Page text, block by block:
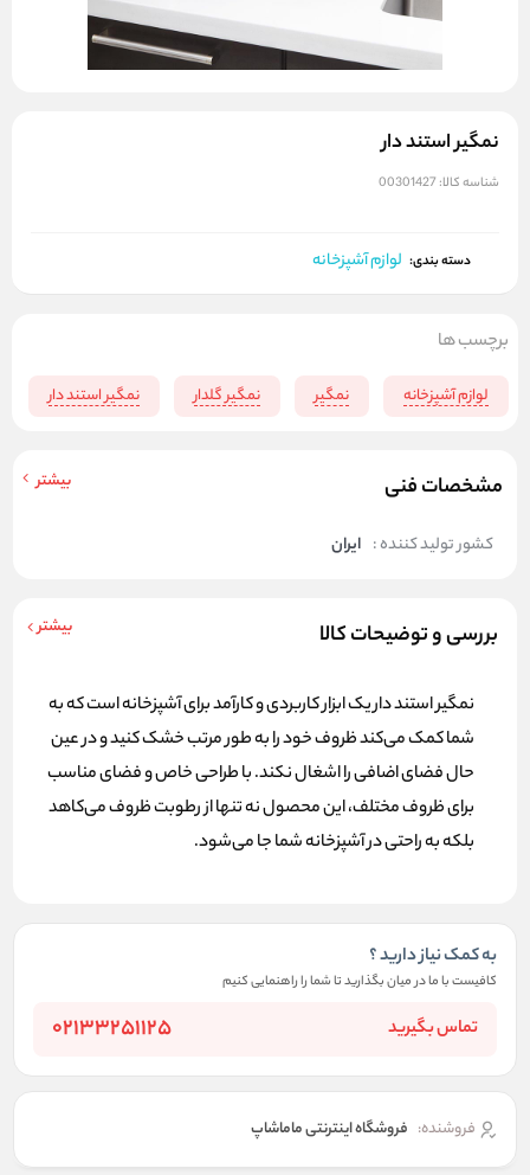
نمگیر استند دار
شناسه کالا: 00301427
دسته بندی: لوازم آشپزخانه
مشخصات فنی بیشتر
کشور تولید کننده : ایران
بررسی و توضیحات کالا بیشتر
نمگیر استند داریک ابزار کاربردی و کارآمد برای آشپزخانه است که به
شما کمک می‌کند ظروف خود را به طور مرتب خشک کنید و در عین
حال فضای اضافی را اشغال نکند. با طراحی خاص و فضای مناسب
برای ظروف مختلف، این محصول نه تنها از رطوبت ظروف می‌کاهد
بلکه به راحتی در آشپزخانه شما جا می‌شود.
به کمک نیاز دارید ؟
کافیست با ما در میان بگذارید تا شما را راهنمایی کنیم
تماس بگیرید 02133251125
فروشنده: فروشگاه اینترنتی ماماشاپ
برچسب ها
لوازم آشپزخانه نمگیر نمگیر گلدار نمگیر استند دار